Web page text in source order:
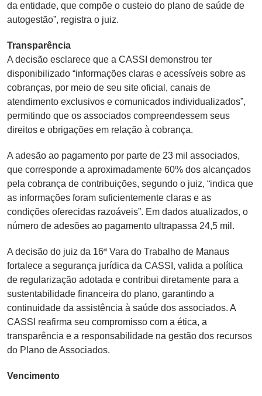
da entidade, que compõe o custeio do plano de saúde de
autogestão”, registra o juiz.
Transparência
A decisão esclarece que a CASSI demonstrou ter
disponibilizado “informações claras e acessíveis sobre as
cobranças, por meio de seu site oficial, canais de
atendimento exclusivos e comunicados individualizados”,
permitindo que os associados compreendessem seus
direitos e obrigações em relação à cobrança.
A adesão ao pagamento por parte de 23 mil associados,
que corresponde a aproximadamente 60% dos alcançados
pela cobrança de contribuições, segundo o juiz, “indica que
as informações foram suficientemente claras e as
condições oferecidas razoáveis”. Em dados atualizados, o
número de adesões ao pagamento ultrapassa 24,5 mil.
A decisão do juiz da 16ª Vara do Trabalho de Manaus
fortalece a segurança jurídica da CASSI, valida a política
de regularização adotada e contribui diretamente para a
sustentabilidade financeira do plano, garantindo a
continuidade da assistência à saúde dos associados. A
CASSI reafirma seu compromisso com a ética, a
transparência e a responsabilidade na gestão dos recursos
do Plano de Associados.
Vencimento